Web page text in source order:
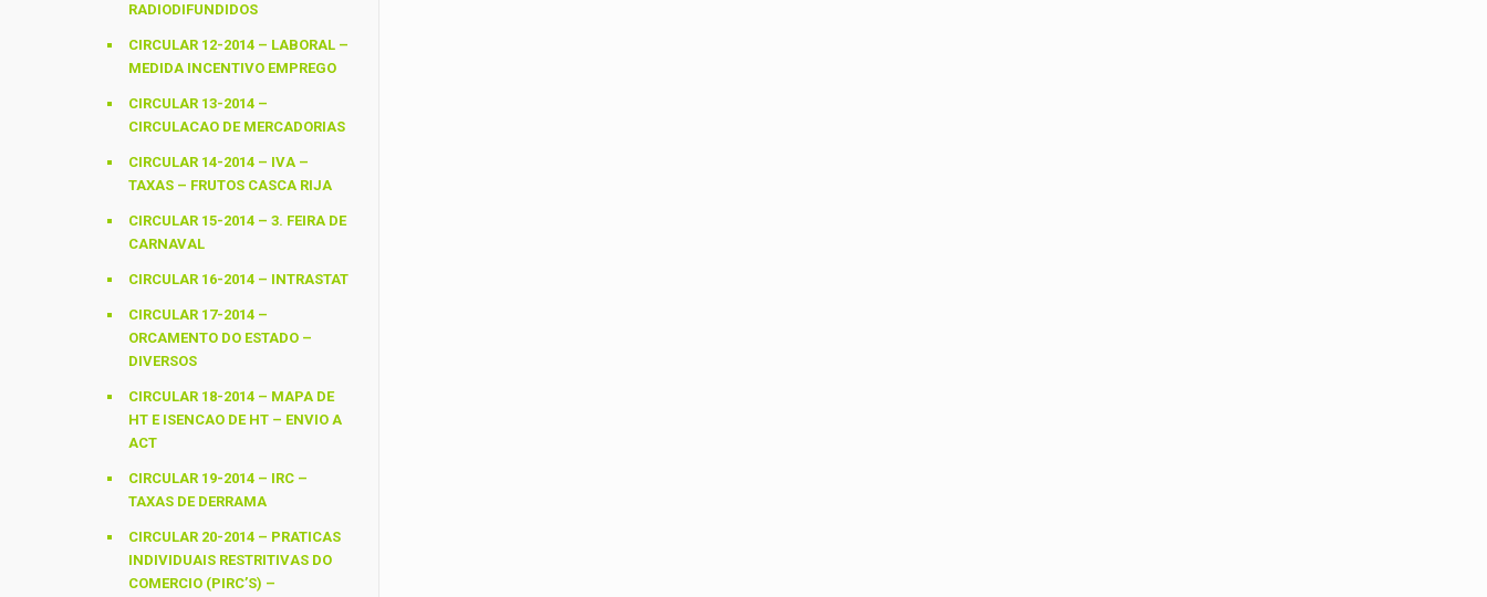
RADIODIFUNDIDOS
CIRCULAR 12-2014 – LABORAL –
MEDIDA INCENTIVO EMPREGO
CIRCULAR 13-2014 –
CIRCULACAO DE MERCADORIAS
CIRCULAR 14-2014 – IVA –
TAXAS – FRUTOS CASCA RIJA
CIRCULAR 15-2014 – 3. FEIRA DE
CARNAVAL
CIRCULAR 16-2014 – INTRASTAT
CIRCULAR 17-2014 –
ORCAMENTO DO ESTADO –
DIVERSOS
CIRCULAR 18-2014 – MAPA DE
HT E ISENCAO DE HT – ENVIO A
ACT
CIRCULAR 19-2014 – IRC –
TAXAS DE DERRAMA
CIRCULAR 20-2014 – PRATICAS
INDIVIDUAIS RESTRITIVAS DO
COMERCIO (PIRC’S) –